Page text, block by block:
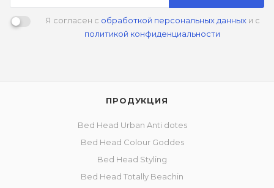
Я согласен с обработкой персональных данныхи с
политикой конфиденциальности
ПРОДУКЦИЯ
Bed Head Urban Anti dotes
Bed Head Colour Goddes
Bed Head Styling
Bed Head Totally Beachin